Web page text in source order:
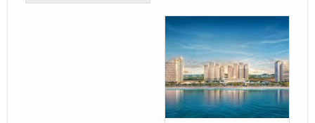
vào diện tích và số
lượng...